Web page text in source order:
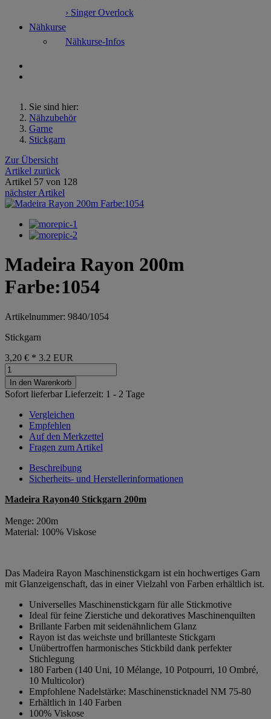
› Singer Overlock
Nähkurse
Nähkurse-Infos
Sie sind hier:
Nähzubehör
Garne
Stickgarn
Zur Übersicht
Artikel zurück
Artikel 57 von 128
nächster Artikel
Madeira Rayon 200m
Farbe:1054
Artikelnummer: 9840/1054
Stickgarn
3,20 € * 3.2 EUR
In den Warenkorb
Sofort lieferbarLieferzeit: 1 - 2 Tage
Vergleichen
Empfehlen
Auf den Merkzettel
Fragen zum Artikel
Beschreibung
Sicherheits- und Herstellerinformationen
Madeira Rayon40 Stickgarn 200m
Menge: 200m
Material: 100% Viskose
Das Madeira Rayon Maschinenstickgarn ist ein hochwertiges Garn
mit Glanzeigenschaft, das in einer Vielzahl von Farben erhältlich ist.
Universelles Maschinenstickgarn für alle Stickmotive
Ideal für feine Zierstiche und dekoratives Maschinenquilten
Brillante Farben mit seidenähnlichem Glanz
Rayon ist das weichste und brillanteste Stickgarn
Unübertroffen harmonisches Stickbild dank perfekter
Stichlegung
180 Farben (140 Uni, 10 Mélange, 10 Potpourri, 10 Ombré,
10 Multicolor)
Empfohlene Nadelstärke: Maschinensticknadel NM 75-80
Erhältlich in 140 Farben
100% Viskose